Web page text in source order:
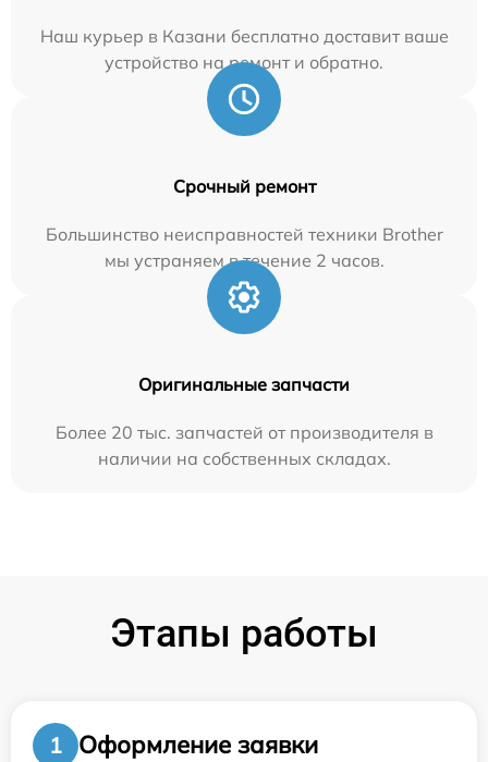
Наш курьер в Казани бесплатно доставит ваше
устройство на ремонт и обратно.
Срочный ремонт
Большинство неисправностей техники Brother
мы устраняем в течение 2 часов.
Оригинальные запчасти
Более 20 тыс. запчастей от производителя в
наличии на собственных складах.
Этапы работы
1
Оформление заявки